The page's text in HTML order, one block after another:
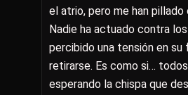
el atrio, pero me han pillado
Nadie ha actuado contra
percibido una tensión en su
retirarse. Es como si…
esperando la chispa que